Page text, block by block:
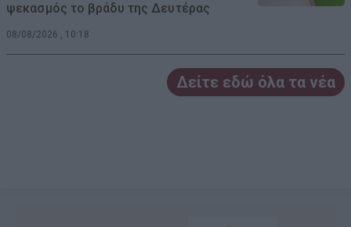
ψεκασμός το βράδυ της Δευτέρας
08/08/2026 , 10:18
Δείτε εδώ όλα τα νέα